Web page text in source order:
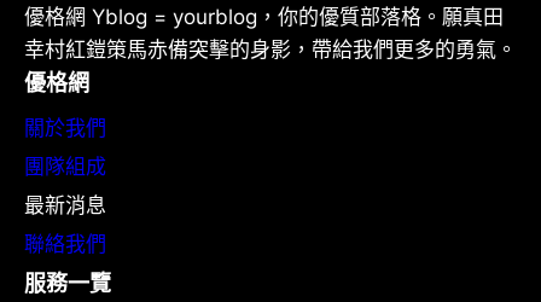
優格網 Yblog = yourblog，你的優質部落格。願真田
幸村紅鎧策馬赤備突擊的身影，帶給我們更多的勇氣。
優格網
關於我們
團隊組成
最新消息
聯絡我們
服務一覽